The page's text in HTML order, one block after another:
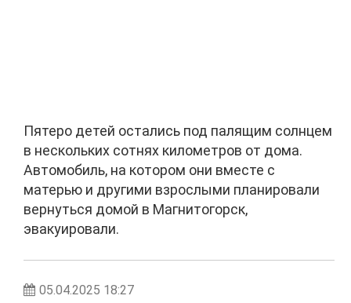
Пятеро детей остались под палящим солнцем
в нескольких сотнях километров от дома.
Автомобиль, на котором они вместе с
матерью и другими взрослыми планировали
вернуться домой в Магнитогорск,
эвакуировали.
05.04.2025 18:27